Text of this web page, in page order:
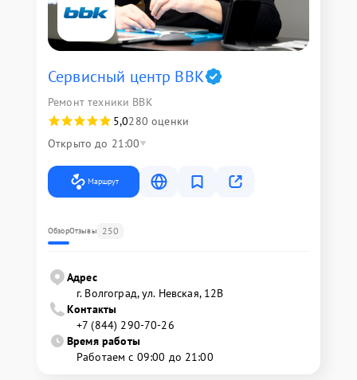
Сервисный центр BBK
Ремонт техники BBK
5,0280 оценки
Открыто до 21:00
Маршрут
ОбзорОтзывы 250
Адрес
г. Волгоград, ул. Невская, 12В
Контакты
+7 (844) 290-70-26
Время работы
Работаем с 09:00 до 21:00